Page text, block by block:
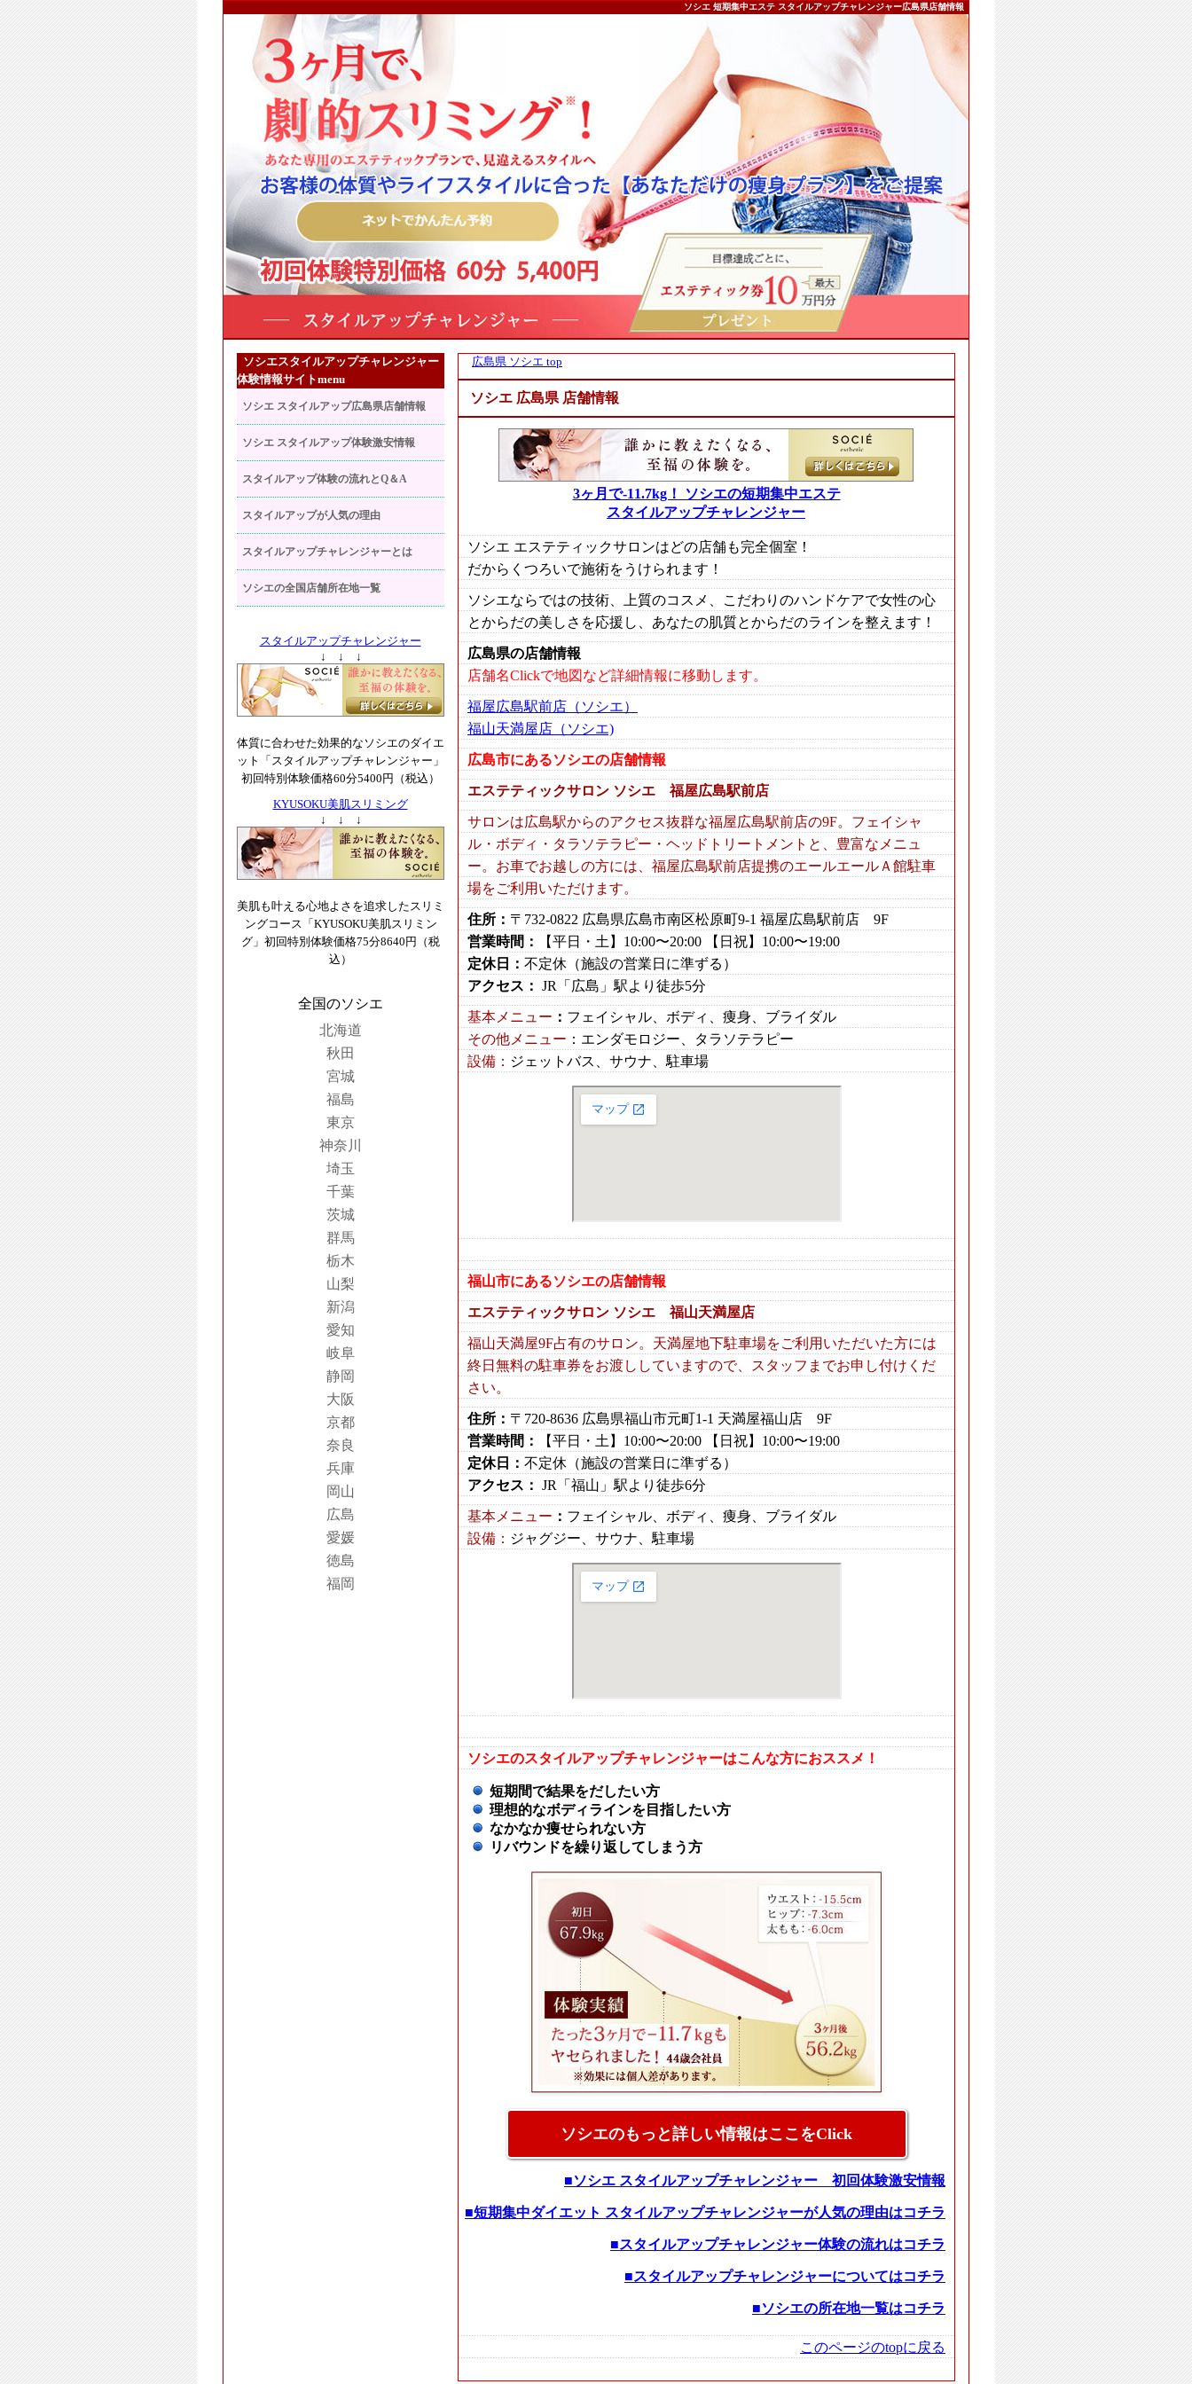
ソシエ 短期集中エステ スタイルアップチャレンジャー広島県店舗情報
広島県 ソシエ top
ソシエ 広島県 店舗情報
3ヶ月で-11.7kg！ ソシエの短期集中エステ
スタイルアップチャレンジャー
ソシエ エステティックサロンはどの店舗も完全個室！
だからくつろいで施術をうけられます！
ソシエならではの技術、上質のコスメ、こだわりのハンドケアで女性の心
とからだの美しさを応援し、あなたの肌質とからだのラインを整えます！
広島県の店舗情報
店舗名Clickで地図など詳細情報に移動します。
福屋広島駅前店（ソシエ）
福山天満屋店（ソシエ)
広島市にあるソシエの店舗情報
エステティックサロン ソシエ 福屋広島駅前店
サロンは広島駅からのアクセス抜群な福屋広島駅前店の9F。フェイシャ
ル・ボディ・タラソテラピー・ヘッドトリートメントと、豊富なメニュ
ー。お車でお越しの方には、福屋広島駅前店提携のエールエールＡ館駐車
場をご利用いただけます。
住所： 〒732-0822 広島県広島市南区松原町9-1 福屋広島駅前店 9F
営業時間：
【平日・土】10:00〜20:00 【日祝】10:00〜19:00
定休日： 不定休（施設の営業日に準ずる）
アクセス： JR「広島」駅より徒歩5分
基本メニュー ： フェイシャル、ボディ、痩身、ブライダル
その他メニュー ：エンダモロジー、タラソテラピー
設備： ジェットバス、サウナ、駐車場
福山市にあるソシエの店舗情報
エステティックサロン ソシエ 福山天満屋店
福山天満屋9F占有のサロン。天満屋地下駐車場をご利用いただいた方には
終日無料の駐車券をお渡ししていますので、スタッフまでお申し付けくだ
さい。
住所： 〒720-8636 広島県福山市元町1-1 天満屋福山店 9F
営業時間：
【平日・土】10:00〜20:00 【日祝】10:00〜19:00
定休日： 不定休（施設の営業日に準ずる）
アクセス： JR「福山」駅より徒歩6分
基本メニュー ： フェイシャル、ボディ、痩身、ブライダル
設備： ジャグジー、サウナ、駐車場
ソシエのスタイルアップチャレンジャーはこんな方におススメ！
短期間で結果をだしたい方
理想的なボディラインを目指したい方
なかなか痩せられない方
リバウンドを繰り返してしまう方
ソシエのもっと詳しい情報はここをClick
■ソシエ スタイルアップチャレンジャー 初回体験激安情報
■短期集中ダイエット スタイルアップチャレンジャーが人気の理由はコチラ
■スタイルアップチャレンジャー体験の流れはコチラ
■スタイルアップチャレンジャーについてはコチラ
■ソシエの所在地一覧はコチラ
このページのtopに戻る
ソシエスタイルアップチャレンジャー
体験情報サイトmenu
ソシエ スタイルアップ広島県店舗情報
ソシエ スタイルアップ体験激安情報
スタイルアップ体験の流れとQ＆A
スタイルアップが人気の理由
スタイルアップチャレンジャーとは
ソシエの全国店舗所在地一覧
スタイルアップチャレンジャー
↓ ↓ ↓
体質に合わせた効果的なソシエのダイエ
ット「スタイルアップチャレンジャー」
初回特別体験価格60分5400円（税込）
KYUSOKU美肌スリミング
↓ ↓ ↓
美肌も叶える心地よさを追求したスリミ
ングコース「KYUSOKU美肌スリミン
グ」初回特別体験価格75分8640円（税
込）
全国のソシエ
北海道
秋田
宮城
福島
東京
神奈川
埼玉
千葉
茨城
群馬
栃木
山梨
新潟
愛知
岐阜
静岡
大阪
京都
奈良
兵庫
岡山
広島
愛媛
徳島
福岡